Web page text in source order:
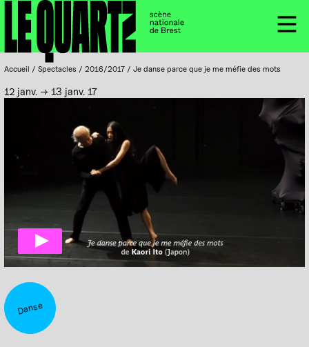
Panneau de gestion des cookies
Accueil
Menu
Accueil / Spectacles / 2016/2017 / Je danse parce que je me méfie des mots
12 janv. → 13 janv. 17
Danse